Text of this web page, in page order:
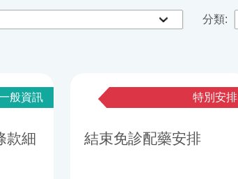
分類:
般資訊
款細
特別安排
結束免診配藥安排